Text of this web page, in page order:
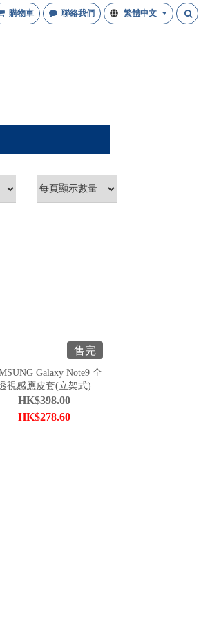
購物車 聯絡我們 繁體中文
售完
Galaxy Note9 全
視感應皮套(立架式)
HK$398.00
HK$278.60